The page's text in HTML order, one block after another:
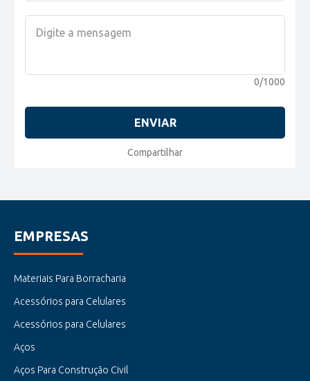
0/1000
ENVIAR
Compartilhar
EMPRESAS
Materiais Para Borracharia
Acessórios para Celulares
Acessórios para Celulares
Aços
Aços Para Construção Civil